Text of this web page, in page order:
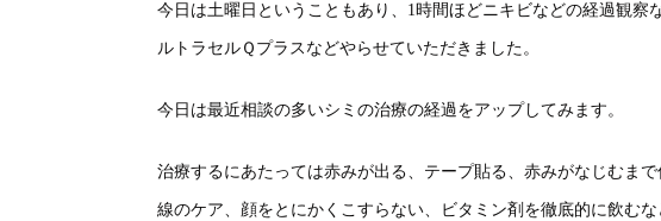
今日は土曜日ということもあり、1時間ほどニキビなどの経過観察
ルトラセルＱプラスなどやらせていただきました。
今日は最近相談の多いシミの治療の経過をアップしてみます。
治療するにあたっては赤みが出る、テープ貼る、赤みがなじむま
線のケア、顔をとにかくこすらない、ビタミン剤を徹底的に飲む